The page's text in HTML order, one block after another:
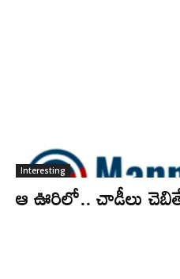
Interesting
ఆ ఊరిలో.. చాడీలు